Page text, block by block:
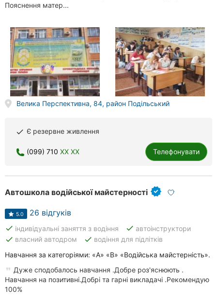
Пояснення матер...
Велика Перспективна, 84, район Подільський
done Є резервне живлення
(099) 710 XX XX Телефонувати
Автошкола водійської майстерності
5.0 26 відгуків
done індивідуальні заняття з водіння done автоінструктори
done власний автодром done водіння для підлітків
Навчання за категоріями: «A» «B» «Водійська майстерність».
Дуже сподобалось навчання .Добре роз'яснюють .
Навчання на позитивні.Добрі та гарні викладачі .Рекомендую
100%